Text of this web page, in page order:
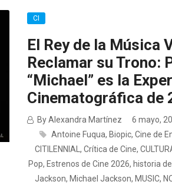
CI
El Rey de la Música
Reclamar su Trono:
“Michael” es la
Cinematográfica de
By Alexandra Martínez
6 mayo,
Antoine Fuqua, Biopic,Cine de
CITILENNIAL,Crítica de Cine,
Pop, Estrenos de Cine 2026, historia
Jackson, Michael Jackson, MUSIC,